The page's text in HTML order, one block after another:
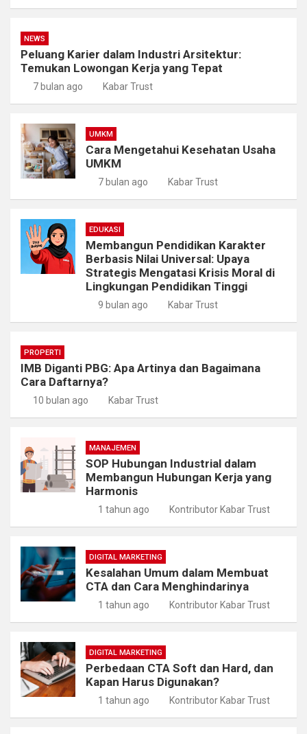
NEWS
Peluang Karier dalam Industri Arsitektur:
Temukan Lowongan Kerja yang Tepat
7 bulan ago Kabar Trust
UMKM
Cara Mengetahui Kesehatan Usaha
UMKM
7 bulan ago Kabar Trust
EDUKASI
Membangun Pendidikan Karakter
Berbasis Nilai Universal: Upaya
Strategis Mengatasi Krisis Moral di
Lingkungan Pendidikan Tinggi
9 bulan ago Kabar Trust
PROPERTI
IMB Diganti PBG: Apa Artinya dan Bagaimana
Cara Daftarnya?
10 bulan ago Kabar Trust
MANAJEMEN
SOP Hubungan Industrial dalam
Membangun Hubungan Kerja yang
Harmonis
1 tahun ago Kontributor Kabar Trust
DIGITAL MARKETING
Kesalahan Umum dalam Membuat
CTA dan Cara Menghindarinya
1 tahun ago Kontributor Kabar Trust
DIGITAL MARKETING
Perbedaan CTA Soft dan Hard, dan
Kapan Harus Digunakan?
1 tahun ago Kontributor Kabar Trust